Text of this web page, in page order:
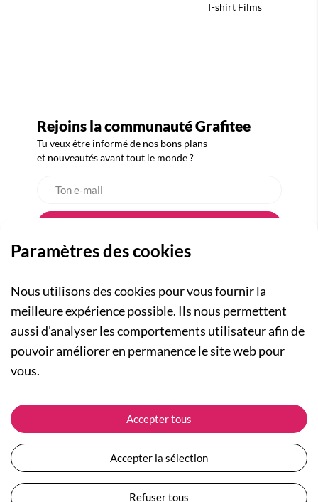
T-shirt Films
Rejoins la communauté Grafitee
Tu veux être informé de nos bons plans
et nouveautés avant tout le monde ?
A PROPOS
Qui sommes-nous ?
Actualités
Nos engagements
Plan du site
Devenir revendeur
NOS RUBRIQUES
Collection Femme
Collection Enfants
Les Totebags
Nos différents thèmes
ASSISTANCE
Suivre ma commande
Expédition et livraison
Retour et remboursement
Moyens de paiement
Paramètres des cookies
Nous utilisons des cookies pour vous fournir la
meilleure expérience possible. Ils nous permettent
aussi d'analyser les comportements utilisateur afin de
pouvoir améliorer en permanence le site web pour
vous.
Accepter tous
Accepter la sélection
Refuser tous